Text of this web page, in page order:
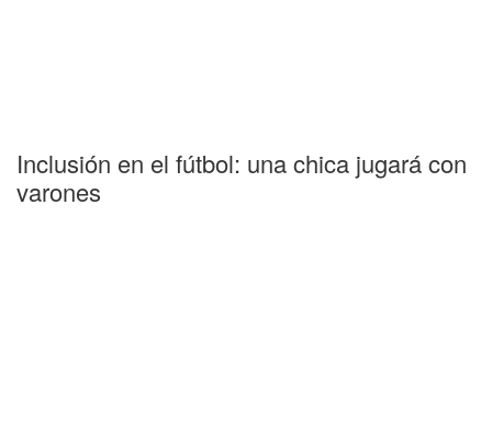
Inclusión en el fútbol: una chica jugará con
varones